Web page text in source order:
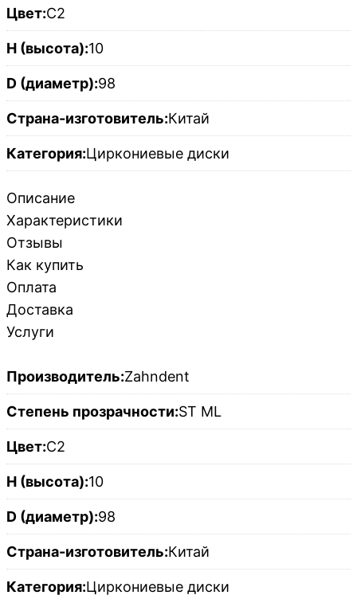
Цвет:C2
H (высота):10
D (диаметр):98
Страна-изготовитель:Китай
Категория:Циркониевые диски
Описание
Характеристики
Отзывы
Как купить
Оплата
Доставка
Услуги
Производитель:Zahndent
Степень прозрачности:ST ML
Цвет:C2
H (высота):10
D (диаметр):98
Страна-изготовитель:Китай
Категория:Циркониевые диски